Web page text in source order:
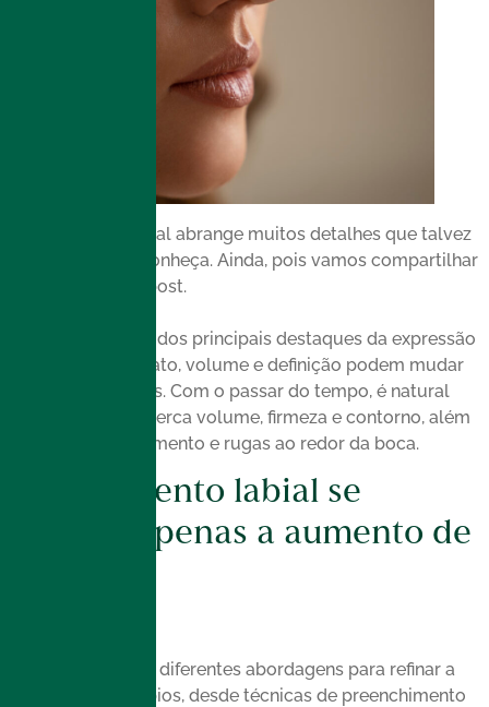
O tratamento labial abrange muitos detalhes que talvez
você ainda não conheça. Ainda, pois vamos compartilhar
com você neste post.
Os lábios são um dos principais destaques da expressão
facial, e seu formato, volume e definição podem mudar
ao longo dos anos. Com o passar do tempo, é natural
que essa região perca volume, firmeza e contorno, além
de surgir ressecamento e rugas ao redor da boca.
O tratamento labial se
resume apenas a aumento de
Hoje, oferecemos diferentes abordagens para refinar a
aparência dos lábios, desde técnicas de preenchimento